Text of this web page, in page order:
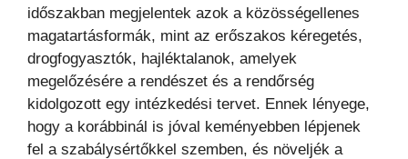
időszakban megjelentek azok a közösségellenes
magatartásformák, mint az erőszakos kéregetés,
drogfogyasztók, hajléktalanok, amelyek
megelőzésére a rendészet és a rendőrség
kidolgozott egy intézkedési tervet. Ennek lényege,
hogy a korábbinál is jóval keményebben lépjenek
fel a szabálysértőkkel szemben, és növeljék a